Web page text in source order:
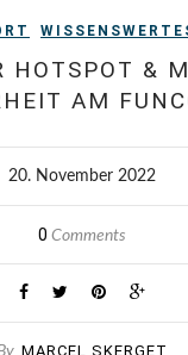
HOTSPOT &
AM
20. November 2022
0 Comments
MARCEL SKERGET